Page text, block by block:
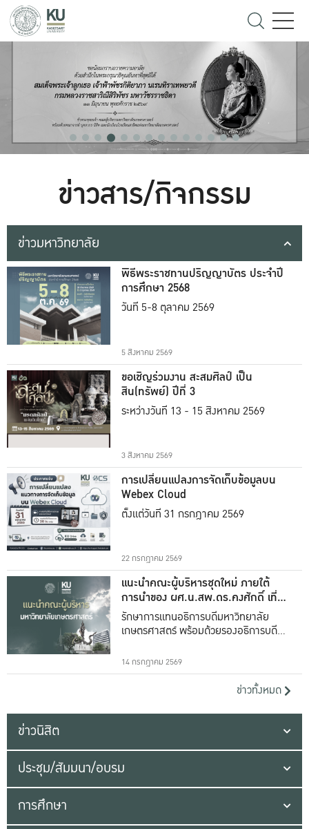
ข่าวสาร/กิจกรรม
ข่าวมหาวิทยาลัย
พิธีพระราชทานปริญญาบัตร ประจำปี
การศึกษา 2568
วันที่ 5-8 ตุลาคม 2569
5 สิงหาคม 2569
ขอเชิญร่วมงาน สะสมศิลป์ เป็น
สิน(ทรัพย์) ปีที่ 3
ระหว่างวันที่ 13 - 15 สิงหาคม 2569
3 สิงหาคม 2569
การเปลี่ยนแปลงการจัดเก็บข้อมูลบน
Webex Cloud
ตั้งแต่วันที่ 31 กรกฎาคม 2569
22 กรกฎาคม 2569
แนะนำคณะผู้บริหารชุดใหม่ ภายใต้
การนำของ ผศ.น.สพ.ดร.คงศักดิ์ เที่ยง
ธรรม
รักษาการแทนอธิการบดีมหาวิทยาลัย
เกษตรศาสตร์ พร้อมด้วยรองอธิการบดีทั้ง
14 กรกฎาคม 2569
ข่าวทั้งหมด
ข่าวนิสิต
ประชุม/สัมมนา/อบรม
การศึกษา